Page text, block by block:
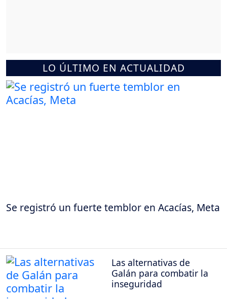
LO ÚLTIMO EN ACTUALIDAD
Se registró un fuerte temblor en Acacías, Meta
Las alternativas de
Galán para combatir la
inseguridad